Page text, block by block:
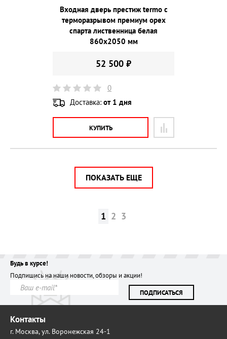
Входная дверь престиж termo с
терморазрывом премиум орех
спарта лиственница белая
860х2050 мм
52 500 ₽
0
Доставка: от 1 дня
КУПИТЬ
ПОКАЗАТЬ ЕЩЕ
1 2 3
Будь в курсе!
Подпишись на наши новости, обзоры и акции!
ПОДПИСАТЬСЯ
Контакты
г. Москва,ул. Воронежская 24-1